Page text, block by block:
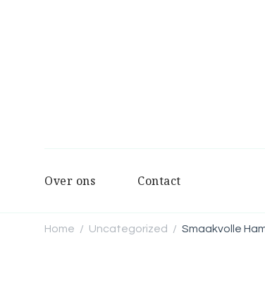
Over ons Contact
Home / Uncategorized / Smaakvolle